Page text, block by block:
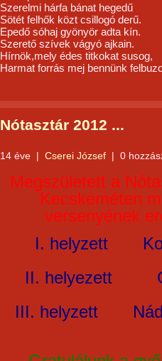
Szerelmi hárfa bánat hegedű
Sötét felhők közt csillogó derű.
Epedő sóhaj gyönyör adta kín.
Szerető szívek vágyó ajkain.
Hírnök,mely édes titkokat susog,
Harmat forrás mej bennünk
Nótasztár 2012 ...
14 éve | Cserei József | 0
Megszületett a
Kecskeméten
versenyének
I. helyzett
II. helyezett
III. helyzett